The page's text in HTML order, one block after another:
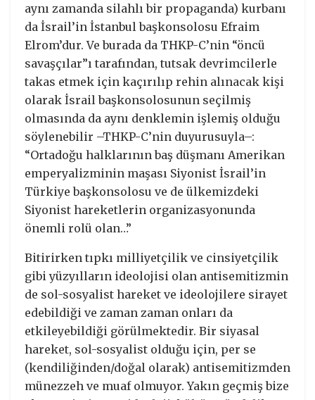
aynı zamanda silahlı bir propaganda) kurbanı
da İsrail’in İstanbul başkonsolosu Efraim
Elrom’dur. Ve burada da THKP-C’nin “öncü
savaşçılar”ı tarafından, tutsak devrimcilerle
takas etmek için kaçırılıp rehin alınacak kişi
olarak İsrail başkonsolosunun seçilmiş
olmasında da aynı denklemin işlemiş olduğu
söylenebilir –THKP-C’nin duyurusuyla–:
“Ortadoğu halklarının baş düşmanı Amerikan
emperyalizminin maşası Siyonist İsrail’in
Türkiye başkonsolosu ve de ülkemizdeki
Siyonist hareketlerin organizasyonunda
önemli rolü olan…”
Bitirirken tıpkı milliyetçilik ve cinsiyetçilik
gibi yüzyılların ideolojisi olan antisemitizmin
de sol-sosyalist hareket ve ideolojilere sirayet
edebildiği ve zaman zaman onları da
etkileyebildiği görülmektedir. Bir siyasal
hareket, sol-sosyalist olduğu için, per se
(kendiliğinden/doğal olarak) antisemitizmden
münezzeh ve muaf olmuyor. Yakın geçmiş bize